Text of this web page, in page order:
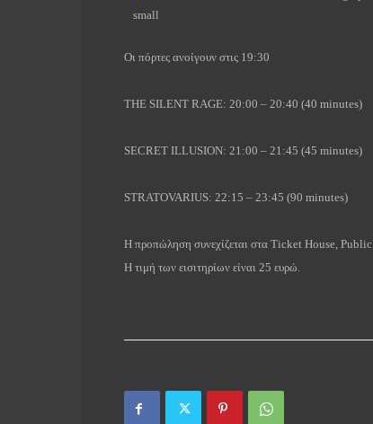
Οι πόρτες ανοίγουν στις 19:30
THE SILENT RAGE: 20:00 – 20:40 (40 minutes)
SECRET ILLUSION: 21:00 – 21:45 (45 minutes)
STRATOVARIUS: 22:15 – 23:45 (90 minutes)
Η προπώληση συνεχίζεται στα Ticket House, Public
Η τιμή των εισιτηρίων είναι 25 ευρώ.